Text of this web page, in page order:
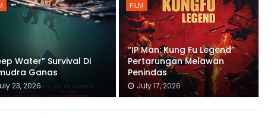
Water” Survival Di
Ganas
23, 2026
FILM
“IP Man: Kung Fu Legend”
Pertarungan Melawan
Penindas
July 17, 2026